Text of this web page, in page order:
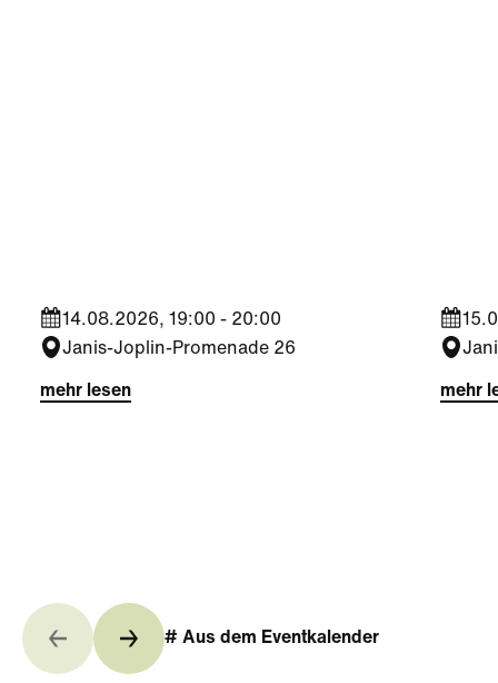
14.08.2026, 19:00 - 20:00
Janis-Joplin-Promenade 26
mehr lesen mehr
# Aus dem Eventkalender